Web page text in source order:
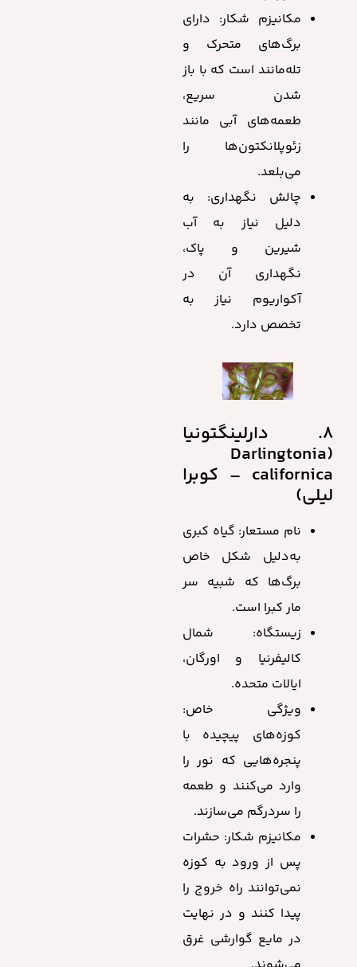
مکانیزم شکار: دارای
برگ‌های متحرک و
تله‌مانند است که با باز
شدن سریع،
طعمه‌های آبی مانند
زئوپلانکتون‌ها را
می‌بلعد.
چالش نگهداری: به
دلیل نیاز به آب
شیرین و پاک،
نگهداری آن در
آکواریوم نیاز به
تخصص دارد.
8. دارلینگتونیا
(Darlingtonia
californica – کوبرا
لیلی)
نام مستعار: گیاه کبری
به‌دلیل شکل خاص
برگ‌ها که شبیه سر
مار کبرا است.
زیستگاه: شمال
کالیفرنیا و اورگان،
ایالات متحده.
ویژگی خاص:
کوزه‌های پیچیده با
پنجره‌هایی که نور را
وارد می‌کنند و طعمه
را سردرگم می‌سازند.
مکانیزم شکار: حشرات
پس از ورود به کوزه
نمی‌توانند راه خروج را
پیدا کنند و در نهایت
در مایع گوارشی غرق